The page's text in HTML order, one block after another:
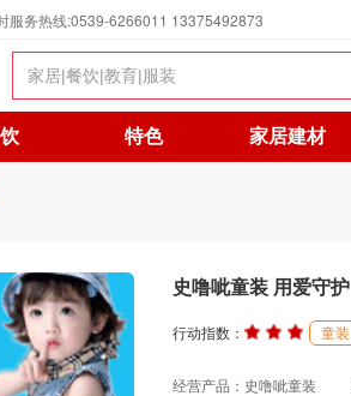
服务热线:0539-6266011 13375492873
特色 家居建材
史噜呲童装 用爱守护
行动指数： 童装
经营产品：史噜呲童装